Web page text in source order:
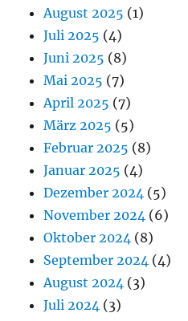
August 2025 (1)
Juli 2025 (4)
Juni 2025 (8)
Mai 2025 (7)
April 2025 (7)
März 2025 (5)
Februar 2025 (8)
Januar 2025 (4)
Dezember 2024 (5)
November 2024 (6)
Oktober 2024 (8)
September 2024 (4)
August 2024 (3)
Juli 2024 (3)